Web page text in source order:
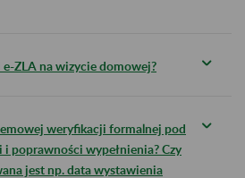
ZLA na wizycie domowej?
weryfikacji formalnej pod
poprawności wypełnienia? Czy
jest np. data wystawienia